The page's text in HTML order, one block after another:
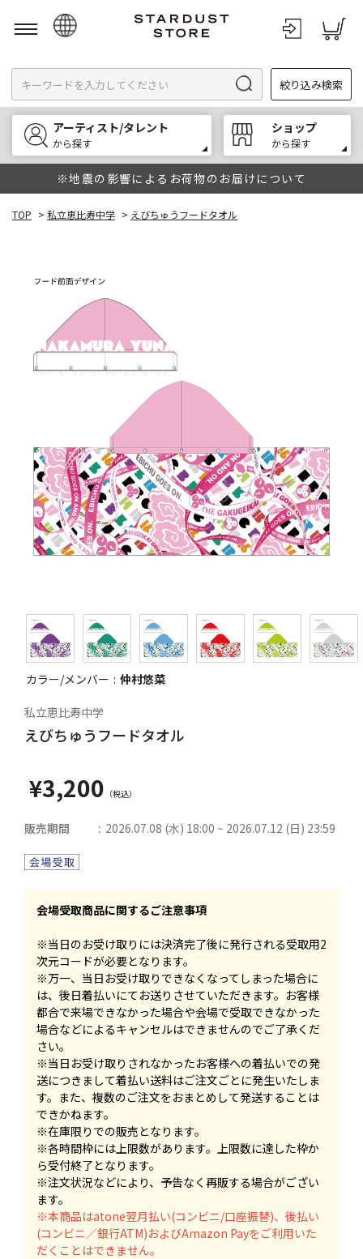
English
한국어
中文
絞り込み検索
アーティスト/タレント
から探す
ショップ
から探す
※地震の影響によるお荷物のお届けについて
TOP > 私立恵比寿中学 > えびちゅうフードタオル
カラー/メンバー 仲村悠菜
私立恵比寿中学
えびちゅうフードタオル
¥3,200
販売期間 2026.07.08 (水) 18:00 ~ 2026.07.12 (日) 23:59
会場受取商品に関するご注意事項
※当日のお受け取りには決済完了後に発行される受取用2
次元コードが必要となります。
※万一、当日お受け取りできなくなってしまった場合に
は、後日着払いにてお送りさせていただきます。お客様
都合で来場できなかった場合や会場で受取できなかった
場合などによるキャンセルはできませんのでご了承くだ
さい。
※当日お受け取りされなかったお客様への着払いでの発
送につきまして着払い送料はご注文ごとに発生いたしま
す。また、複数のご注文をおまとめして発送することは
できかねます。
※在庫限りでの販売となります。
※各時間枠には上限数があります。上限数に達した枠か
ら受付終了となります。
※注文状況などにより、予告なく再販する場合がござい
ます。
※本商品はatone翌月払い(コンビニ/口座振替)、後払い
(コンビニ／銀行ATM)およびAmazon Payをご利用いた
だくことはできません。